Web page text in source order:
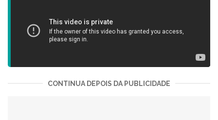
CONTINUA DEPOIS DA PUBLICIDADE